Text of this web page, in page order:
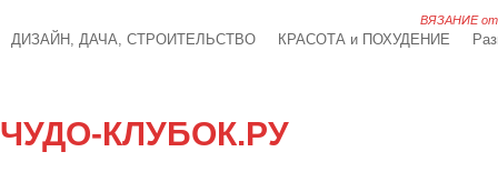
ВЯЗАНИЕ от
ДИЗАЙН, ДАЧА, СТРОИТЕЛЬСТВО КРАСОТА и ПОХУДЕНИЕ
ЧУДО-КЛУБОК.РУ